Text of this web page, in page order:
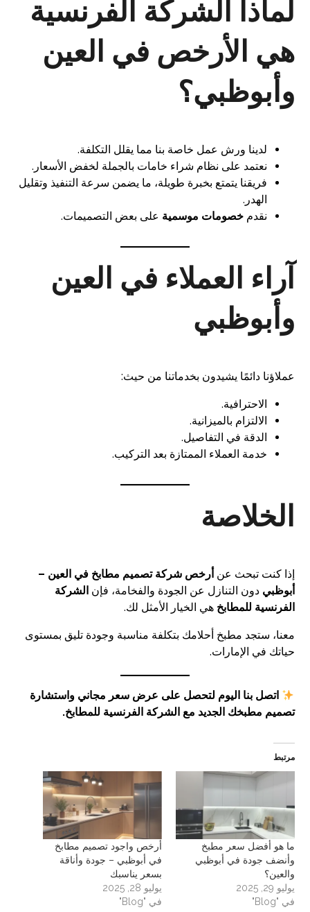
لماذا الشركة الفرنسية
هي الأرخص في العين
وأبوظبي؟
لدينا ورش عمل خاصة بنا مما يقلل التكلفة.
نعتمد على نظام شراء خامات بالجملة لخفض الأسعار.
فريقنا يتمتع بخبرة طويلة، ما يضمن سرعة التنفيذ وتقليل
الهدر.
نقدمخصومات موسمية على بعض التصميمات.
آراء العملاء في العين
وأبوظبي
عملاؤنا دائمًا يشيدون بخدماتنا من حيث:
الاحترافية.
الالتزام بالميزانية.
الدقة في التفاصيل.
خدمة العملاء الممتازة بعد التركيب.
الخلاصة
إذا كنت تبحث عن أرخص شركة تصميم مطابخ في العين –
أبوظبي دون التنازل عن الجودة والفخامة، فإنالشركة
الفرنسية للمطابخ هي الخيار الأمثل لك.
معنا، ستجد مطبخ أحلامك بتكلفة مناسبة وجودة تليق بمستوى
حياتك في الإمارات.
اتصل بنا اليوم لتحصل على عرض سعر مجاني واستشارة
تصميم مطبخك الجديد مع الشركة الفرنسية للمطابخ.
مرتبط
ما هو أفضل سعر مطبخ
وأنضف جودة في أبوظبي
والعين؟
يوليو 29, 2025
في "Blog"
أرخص واجود تصميم مطابخ
في أبوظبي – جودة وأناقة
بسعر يناسبك
يوليو 28, 2025
في "Blog"